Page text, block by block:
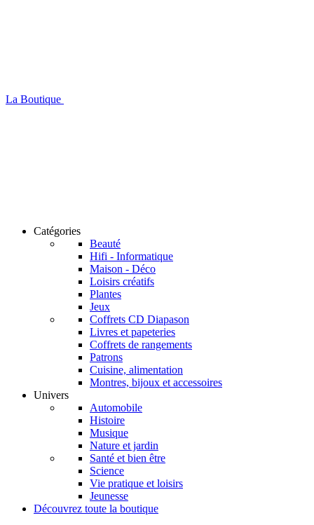
La Boutique
Catégories
Beauté
Hifi - Informatique
Maison - Déco
Loisirs créatifs
Plantes
Jeux
Coffrets CD Diapason
Livres et papeteries
Coffrets de rangements
Patrons
Cuisine, alimentation
Montres, bijoux et accessoires
Univers
Automobile
Histoire
Musique
Nature et jardin
Santé et bien être
Science
Vie pratique et loisirs
Jeunesse
Découvrez toute la boutique